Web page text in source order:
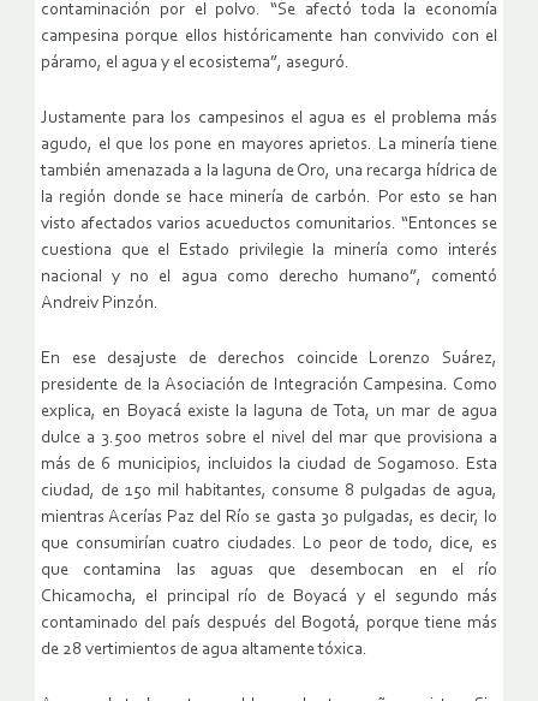
contaminación por el polvo. “Se afectó toda la economía
campesina porque ellos históricamente han convivido con el
páramo, el agua y el ecosistema”, aseguró.
Justamente para los campesinos el agua es el problema más
agudo, el que los pone en mayores aprietos. La minería tiene
también amenazada a la laguna de Oro, una recarga hídrica de
la región donde se hace minería de carbón. Por esto se han
visto afectados varios acueductos comunitarios. “Entonces se
cuestiona que el Estado privilegie la minería como interés
nacional y no el agua como derecho humano”, comentó
Andreiv Pinzón.
En ese desajuste de derechos coincide Lorenzo Suárez,
presidente de la Asociación de Integración Campesina. Como
explica, en Boyacá existe la laguna de Tota, un mar de agua
dulce a 3.500 metros sobre el nivel del mar que provisiona a
más de 6 municipios, incluidos la ciudad de Sogamoso. Esta
ciudad, de 150 mil habitantes, consume 8 pulgadas de agua,
mientras Acerías Paz del Río se gasta 30 pulgadas, es decir, lo
que consumirían cuatro ciudades. Lo peor de todo, dice, es
que contamina las aguas que desembocan en el río
Chicamocha, el principal río de Boyacá y el segundo más
contaminado del país después del Bogotá, porque tiene más
de 28 vertimientos de agua altamente tóxica.